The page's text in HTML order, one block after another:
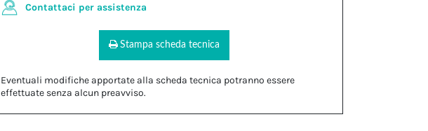
Contattaci per assistenza
Stampa scheda tecnica
Eventuali modifiche apportate alla scheda tecnica potranno essere
effettuate senza alcun preavviso.